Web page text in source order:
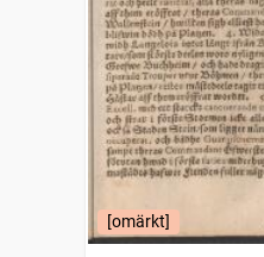
[omärkt]